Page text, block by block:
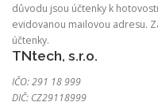
důvodu jsou účtenky k
evidovanou mailovou adresu.
účtenky.
TNtech, s.r.o.
IČO: 291 18 999
DIČ: CZ29118999